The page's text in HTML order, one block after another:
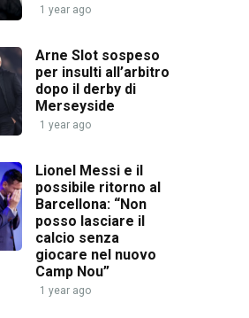
1 year ago
Arne Slot sospeso
per insulti all’arbitro
dopo il derby di
Merseyside
1 year ago
Lionel Messi e il
possibile ritorno al
Barcellona: “Non
posso lasciare il
calcio senza
giocare nel nuovo
Camp Nou”
1 year ago